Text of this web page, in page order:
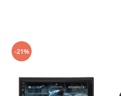
Camere BMW
Camere Ford
Camere Opel
-21%